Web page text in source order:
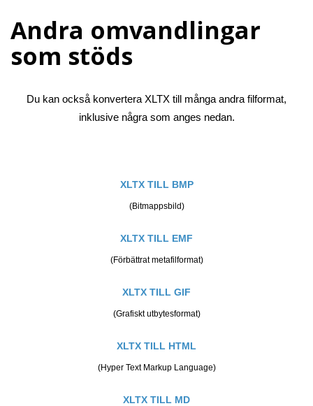
Andra omvandlingar
som stöds
Du kan också konvertera XLTX till många andra filformat,
inklusive några som anges nedan.
XLTX TILL BMP
(Bitmappsbild)
XLTX TILL EMF
(Förbättrat metafilformat)
XLTX TILL GIF
(Grafiskt utbytesformat)
XLTX TILL HTML
(Hyper Text Markup Language)
XLTX TILL MD